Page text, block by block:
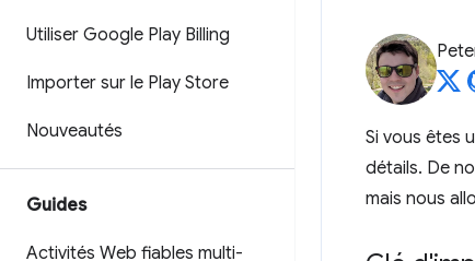
Utiliser Google Play Billing
Importer sur le Play Store
Nouveautés
Guides
Activités Web fiables multi-
Si vous êtes
détails. De
mais nous